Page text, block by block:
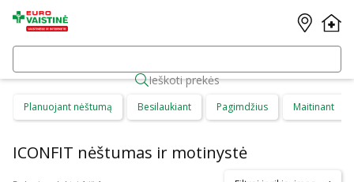
Ieškoti prekės
Planuojant nėštumą Besilaukiant Pagimdžius Maitinant
ICONFIT nėštumas ir motinystė